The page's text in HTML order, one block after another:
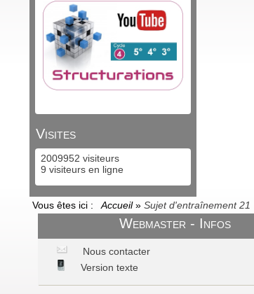
Visites
2009952 visiteurs
9 visiteurs en ligne
Vous êtes ici : Accueil» Sujet d'entraînement 21
Webmaster - Infos
Nous contacter
Version texte